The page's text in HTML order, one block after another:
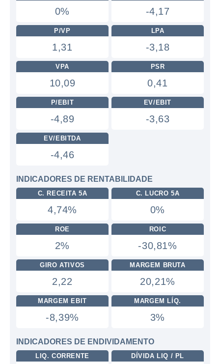
0% -4,17
P/VP
1,31
LPA
-3,18
VPA
10,09
PSR
0,41
P/EBIT
-4,89
EV/EBIT
-3,63
EV/EBITDA
-4,46
INDICADORES DE RENTABILIDADE
C. RECEITA 5A
4,74%
C. LUCRO 5A
0%
ROE
2%
ROIC
-30,81%
GIRO ATIVOS
2,22
MARGEM BRUTA
20,21%
MARGEM EBIT
-8,39%
MARGEM LÍQ.
3%
INDICADORES DE ENDIVIDAMENTO
LIQ. CORRENTE DÍVIDA LIQ / PL